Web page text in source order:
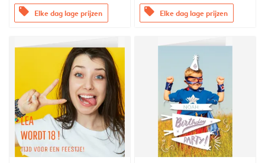
offers Elke dag lage prijzen offers Elke dag lage prijzen